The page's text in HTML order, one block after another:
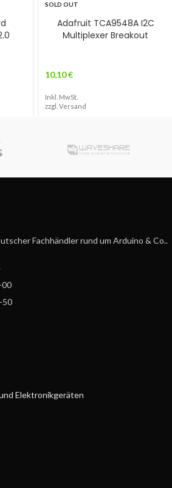
SOLD OUT
Adafruit TCA9548A I2C
Multiplexer Breakout
10,10€
Inkl. MwSt.
zzgl. Versand
Fachhändler rund um Arduino & Co..
00
50
Elektronikgeräten